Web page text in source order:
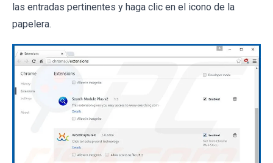
las entradas pertinentes y haga clic en el icono de la
papelera.